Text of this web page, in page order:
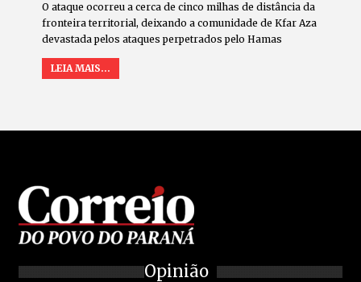
O ataque ocorreu a cerca de cinco milhas de distância da
fronteira territorial, deixando a comunidade de Kfar Aza
devastada pelos ataques perpetrados pelo Hamas
LEIA MAIS...
Opinião